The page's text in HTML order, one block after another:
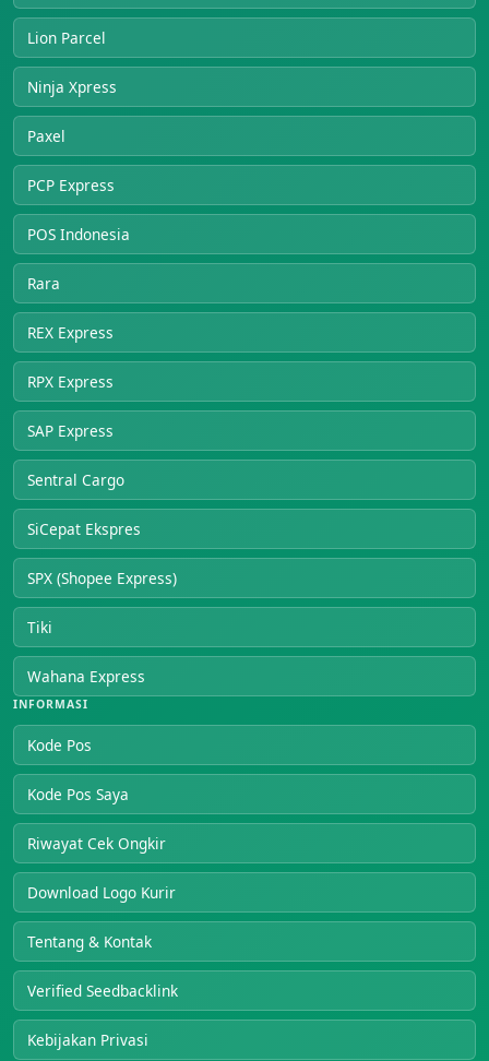
Lion Parcel
Ninja Xpress
Paxel
PCP Express
POS Indonesia
Rara
REX Express
RPX Express
SAP Express
Sentral Cargo
SiCepat Ekspres
SPX (Shopee Express)
Tiki
Wahana Express
INFORMASI
Kode Pos
Kode Pos Saya
Riwayat Cek Ongkir
Download Logo Kurir
Tentang & Kontak
Verified Seedbacklink
Kebijakan Privasi